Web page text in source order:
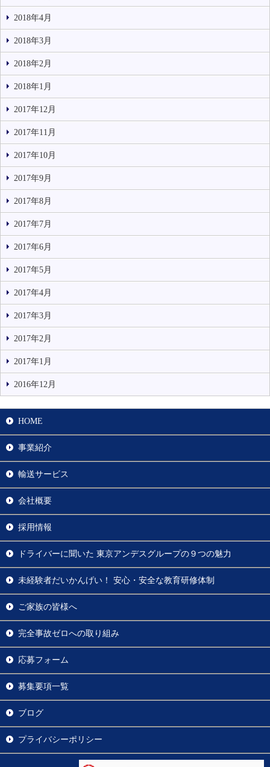
2018年4月
2018年3月
2018年2月
2018年1月
2017年12月
2017年11月
2017年10月
2017年9月
2017年8月
2017年7月
2017年6月
2017年5月
2017年4月
2017年3月
2017年2月
2017年1月
2016年12月
HOME
事業紹介
輸送サービス
会社概要
採用情報
ドライバーに聞いた 東京アンデスグループの９つの魅力
未経験者だいかんげい！ 安心・安全な教育研修体制
ご家族の皆様へ
完全事故ゼロへの取り組み
応募フォーム
募集要項一覧
ブログ
プライバシーポリシー